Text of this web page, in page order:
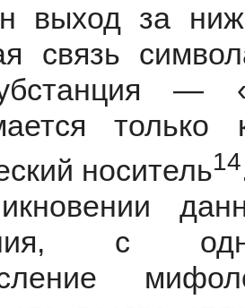
выход за
связь
—
носитель14
с